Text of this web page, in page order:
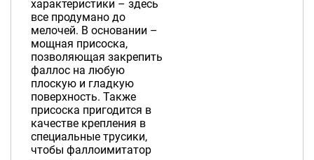
характеристики – здесь
все продумано до
мелочей. В основании –
мощная присоска,
позволяющая закрепить
фаллос на любую
плоскую и гладкую
поверхность. Также
присоска пригодится в
качестве крепления в
специальные трусики,
чтобы фаллоимитатор